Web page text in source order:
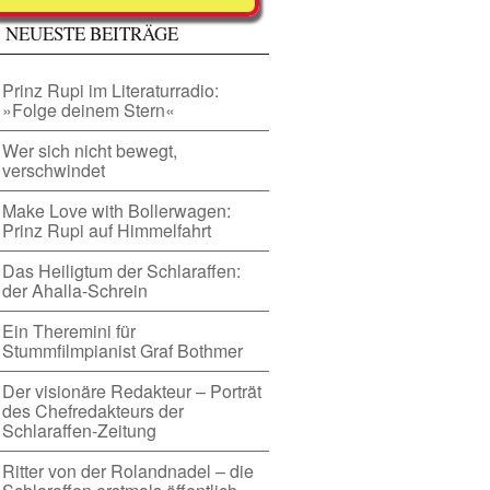
BEITRÄGE
Prinz Rupi im Literaturradio:
»Folge deinem Stern«
Wer sich nicht bewegt,
verschwindet
Make Love with Bollerwagen:
Prinz Rupi auf Himmelfahrt
Das Heiligtum der Schlaraffen:
der Ahalla-Schrein
Ein Theremini für
Stummfilmpianist Graf Bothmer
Der visionäre Redakteur – Porträt
des Chefredakteurs der
Schlaraffen-Zeitung
Ritter von der Rolandnadel – die